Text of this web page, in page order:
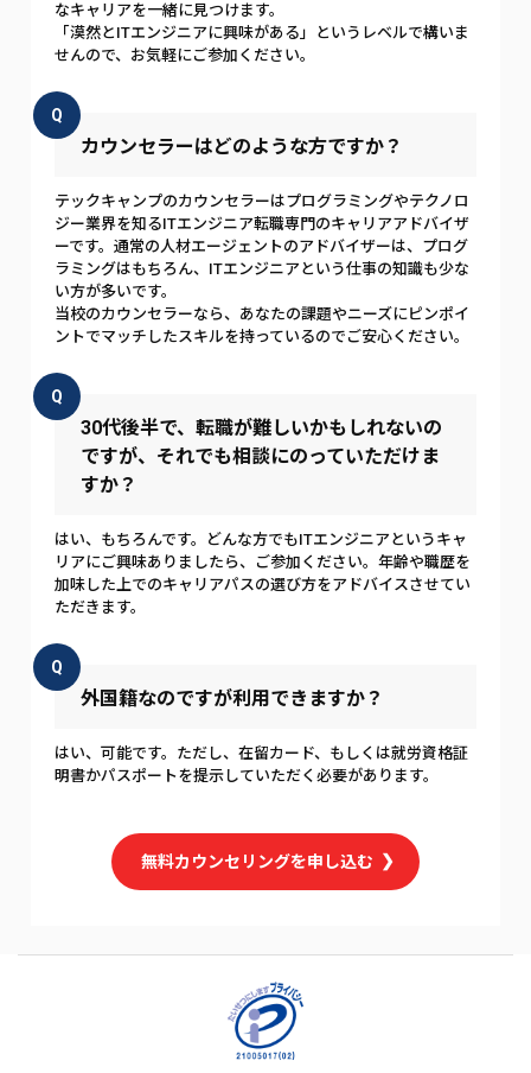
なキャリアを一緒に見つけます。
「漠然とITエンジニアに興味がある」というレベルで構いま
せんので、お気軽にご参加ください。
Q
カウンセラーはどのような方ですか？
テックキャンプのカウンセラーはプログラミングやテクノロ
ジー業界を知るITエンジニア転職専門のキャリアアドバイザ
ーです。通常の人材エージェントのアドバイザーは、プログ
ラミングはもちろん、ITエンジニアという仕事の知識も少な
い方が多いです。
当校のカウンセラーなら、あなたの課題やニーズにピンポイ
ントでマッチしたスキルを持っているのでご安心ください。
Q
30代後半で、転職が難しいかもしれないの
ですが、それでも相談にのっていただけま
すか？
はい、もちろんです。どんな方でもITエンジニアというキャ
リアにご興味ありましたら、ご参加ください。年齢や職歴を
加味した上でのキャリアパスの選び方をアドバイスさせてい
ただきます。
Q
外国籍なのですが利用できますか？
はい、可能です。ただし、在留カード、もしくは就労資格証
明書かパスポートを提示していただく必要があります。
無料カウンセリングを申し込む